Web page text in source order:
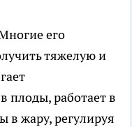
его
тяжелую и
плоды, работает в
в жару, регулируя